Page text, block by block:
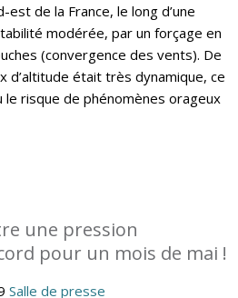
est de la France, le long d’une
modérée, par un forçage en
(convergence des vents). De
d’altitude était très dynamique, ce
le risque de phénomènes orageux
une pression
pour un mois de mai !
Salle de presse